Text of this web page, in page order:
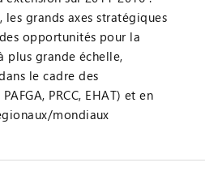
grands axes stratégiques
opportunités pour la
plus grande échelle,
le cadre des
PRCC, EHAT) et en
mondiaux